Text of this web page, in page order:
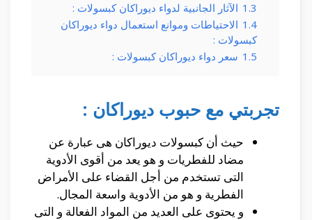
1.3 الآثار الجانبية لدواء ديوراكان كبسولات :
1.4 الاحتياطات وموانع استعمال دواء ديوراكان
كبسولات :
1.5 سعر دواء ديوراكان كبسولات :
تجربتي مع حبوب ديوراكان :
حيث أن كبسولات ديوراكان هى عبارة عن
مضاد للفطريات و هو يعد من أقوى الأدوية
التى تستخدم من أجل القضاء على الأمراض
الفطرية و هو من الأدوية واسعة المجال.
و يحتوى على العديد من المواد الفعالة و التى